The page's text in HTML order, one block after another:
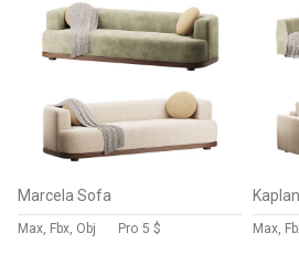
Marcela Sofa
Max, Fbx, Obj Pro 5 $ Max,